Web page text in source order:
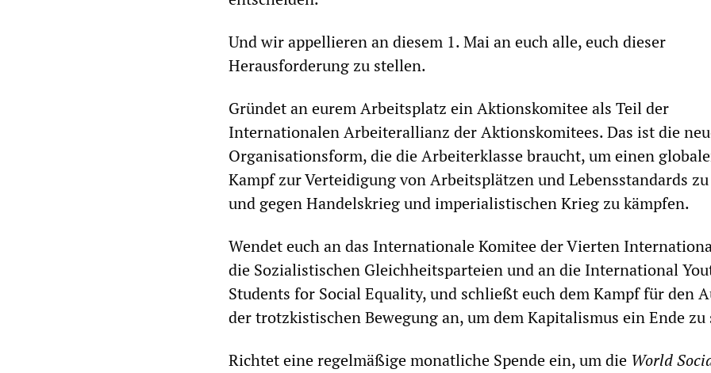
Und wir appellieren an diesem 1. Mai an euch alle, euch dieser
Herausforderung zu stellen.
Gründet an eurem Arbeitsplatz ein Aktionskomitee als Teil der
Internationalen Arbeiterallianz der Aktionskomitees. Das ist die
Organisationsform, die die Arbeiterklasse braucht, um einen
Kampf zur Verteidigung von Arbeitsplätzen und Lebensstandards
und gegen Handelskrieg und imperialistischen Krieg zu kämpfen.
Wendet euch an das Internationale Komitee der Vierten
die Sozialistischen Gleichheitsparteien und an die International
Students for Social Equality, und schließt euch dem Kampf für den
der trotzkistischen Bewegung an, um dem Kapitalismus ein Ende zu
Richtet eine regelmäßige monatliche Spende ein, um die World